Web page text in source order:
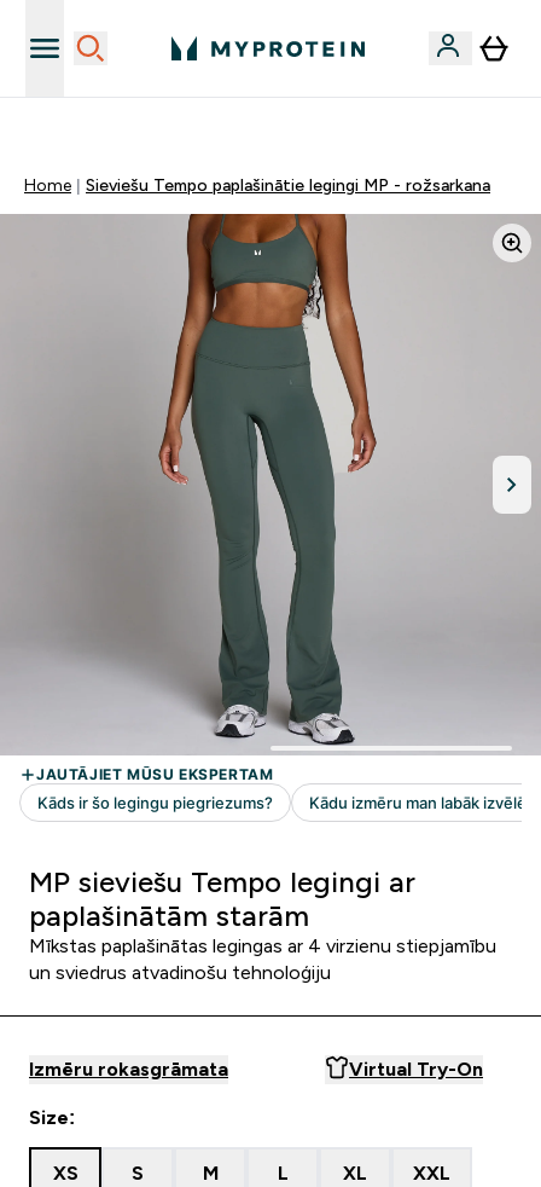
Home Sieviešu Tempo paplašinātie legingi MP - rožsarkana
MP sieviešu Tempo legingi ar
paplašinātām starām
Mīkstas paplašinātas legingas ar 4 virzienu stiepjamību
un sviedrus atvadinošu tehnoloģiju
Izmēru rokasgrāmata Virtual Try-On
Size:
XS S M L XL XXL